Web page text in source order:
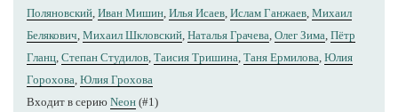
Поляновский, Иван Мишин, Илья Исаев, Ислам Ганжаев, Михаил
Белякович, Михаил Шкловский, Наталья Грачева, Олег Зима, Пётр
Гланц, Степан Студилов, Таисия Тришина, Таня Ермилова, Юлия
Горохова, Юлия Грохова
Входит в серию Nеон (#1)